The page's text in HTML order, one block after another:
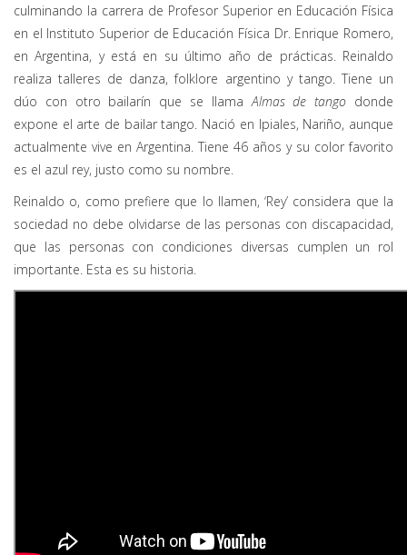
culminando la carrera de Profesor Superior en Educación Física
en el Instituto Superior de Educación Física Dr. Enrique Romero,
en Argentina, y está en su último año de prácticas. Reinaldo
realiza talleres de danza, folklore argentino y tango. Tiene un
dúo con otro bailarín que se llama Almas de tango donde
expone el arte de bailar tango. Nació en Ipiales, Nariño, aunque
actualmente vive en Argentina. Tiene 46 años y su color favorito
es el azul rey, justo como su nombre.
Reinaldo o, como prefiere que lo llamen, ‘Rey’ considera que la
sociedad no debe olvidarse de las personas con discapacidad,
que las personas con condiciones diversas cumplen un rol
importante. Esta es su historia.